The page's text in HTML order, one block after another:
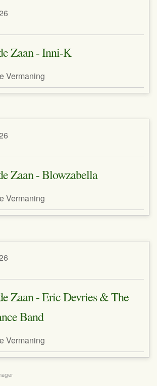
Zaan - Inni-K
Vermaning
Zaan - Blowzabella
Vermaning
Zaan - Eric Devries & The
Band
Vermaning